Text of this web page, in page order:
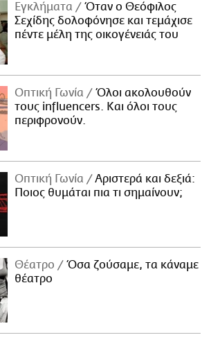
Εγκλήματα
Όταν ο Θεόφιλος
Σεχίδης δολοφόνησε και τεμάχισε
πέντε μέλη της οικογένειάς του
Οπτική Γωνία
Όλοι ακολουθούν
τους influencers. Και όλοι τους
περιφρονούν.
Οπτική Γωνία
Αριστερά και δεξιά:
Ποιος θυμάται πια τι σημαίνουν;
Θέατρο
Όσα ζούσαμε, τα κάναμε
θέατρο